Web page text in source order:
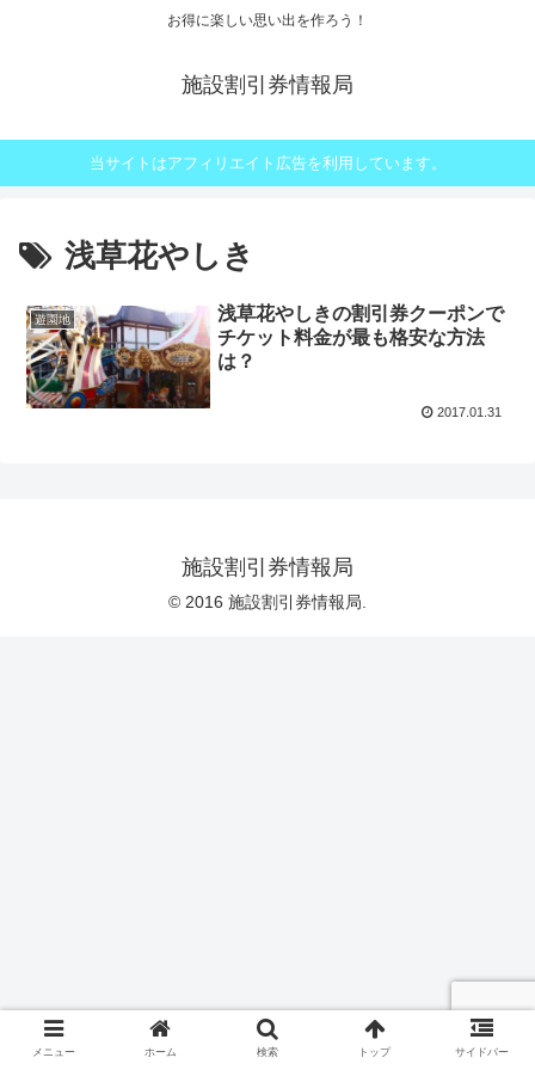
お得に楽しい思い出を作ろう！
施設割引券情報局
当サイトはアフィリエイト広告を利用しています。
浅草花やしき
遊園地
浅草花やしきの割引券クーポンで
チケット料金が最も格安な方法
は？
2017.01.31
施設割引券情報局
© 2016 施設割引券情報局.
メニュー ホーム 検索 トップ サイドバー